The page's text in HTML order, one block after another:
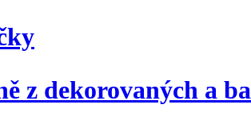
z dekorovaných a